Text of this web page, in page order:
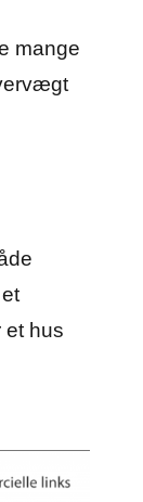
mange
et hus